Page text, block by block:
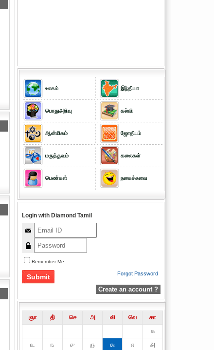
உலகம்
பொதுஅறிவு
ஆன்மிகம்
மருத்துவம்
பெண்கள்
இந்தியா
கல்வி
ஜோதிடம்
கலைகள்
நகைச்சுவை
Login with Diamond Tamil
Remember Me
Forgot Password
Create an account ?
ஞா தி் செ அ வி வெ
கா
௧
௨
௩ ௪ ௫ ௬ ௭
௮